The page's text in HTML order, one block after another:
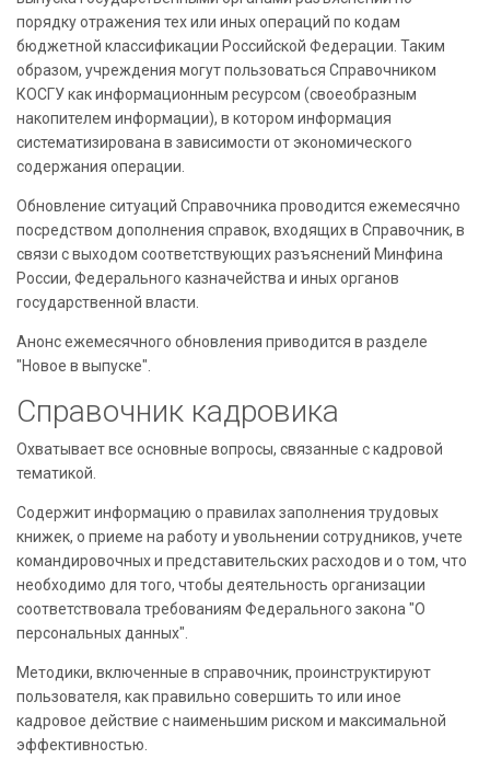
порядку отражения тех или иных операций по кодам
бюджетной классификации Российской Федерации. Таким
образом, учреждения могут пользоваться Справочником
КОСГУ как информационным ресурсом (своеобразным
накопителем информации), в котором информация
систематизирована в зависимости от экономического
содержания операции.
Обновление ситуаций Справочника проводится ежемесячно
посредством дополнения справок, входящих в Справочник, в
связи с выходом соответствующих разъяснений Минфина
России, Федерального казначейства и иных органов
государственной власти.
Анонс ежемесячного обновления приводится в разделе
"Новое в выпуске".
Справочник кадровика
Охватывает все основные вопросы, связанные с кадровой
тематикой.
Содержит информацию о правилах заполнения трудовых
книжек, о приеме на работу и увольнении сотрудников, учете
командировочных и представительских расходов и о том, что
необходимо для того, чтобы деятельность организации
соответствовала требованиям Федерального закона "О
персональных данных".
Методики, включенные в справочник, проинструктируют
пользователя, как правильно совершить то или иное
кадровое действие с наименьшим риском и максимальной
эффективностью.